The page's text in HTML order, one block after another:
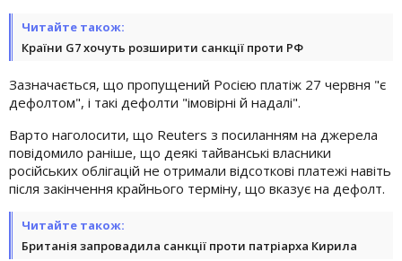
Читайте також:
Країни G7 хочуть розширити санкції проти РФ
Зазначається, що пропущений Росією платіж 27 червня "є
дефолтом", і такі дефолти "імовірні й надалі".
Варто наголосити, що Reuters з посиланням на джерела
повідомило раніше, що деякі тайванські власники
російських облігацій не отримали відсоткові платежі навіть
після закінчення крайнього терміну, що вказує на дефолт.
Читайте також:
Британія запровадила санкції проти патріарха Кирила